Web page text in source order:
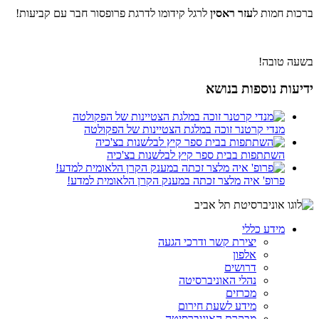
ברכות חמות לעזר ראסין לרגל קידומו לדרגת פרופסור חבר עם קביעות!
בשעה טובה!
ידיעות נוספות בנושא
מנדי קרטנר זוכה במלגת הצטיינות של הפקולטה
השתתפות בבית ספר קיץ לבלשנות בצ'כיה
פרופ' איה מלצר זכתה במענק הקרן הלאומית למדע!
מידע כללי
יצירת קשר ודרכי הגעה
אלפון
דרושים
נהלי האוניברסיטה
מכרזים
מידע לשעת חירום